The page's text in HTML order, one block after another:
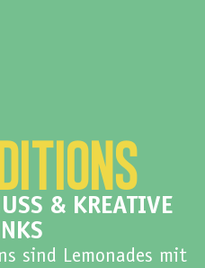
& KREATIVE
sind Lemonades mit